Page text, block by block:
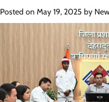
Posted on May 19, 2025 by